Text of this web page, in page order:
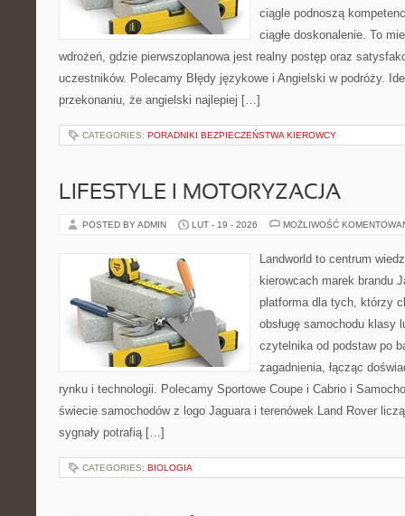
ciągle podnoszą
ciągłe doskonalenie. To
wdrożeń, gdzie pierwszoplanowa jest realny postęp oraz
uczestników. Polecamy Błędy językowe i Angielski w podróży.
przekonaniu, że angielski najlepiej […]
CATEGORIES: PORADNIKI BEZPIECZEŃSTWA KIEROWCY
LIFESTYLE I MOTORYZACJA
POSTED BY ADMIN LUT - 19 - 2026 MOŻLIWOŚĆ
Landworld to centrum
kierowcach marek brandu
platforma dla tych, którzy
obsługę samochodu klasy
czytelnika od podstaw po
zagadnienia, łącząc
rynku i technologii. Polecamy Sportowe Coupe i Cabrio i
świecie samochodów z logo Jaguara i terenówek Land Rover
sygnały potrafią […]
CATEGORIES: BIOLOGIA